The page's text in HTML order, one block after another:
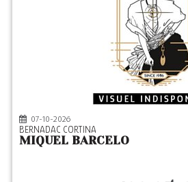
07-10-2026
BERNADAC CORTINA
MIQUEL BARCELO